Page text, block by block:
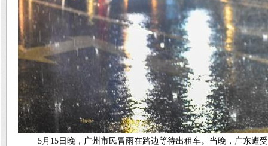
5月15日晚，广州市民冒雨在路边等待出租车。当晚，广东遭